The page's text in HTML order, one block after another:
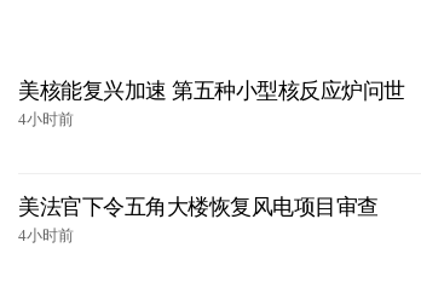
美核能复兴加速 第五种小型核反应炉问世
4小时前
美法官下令五角大楼恢复风电项目审查
4小时前